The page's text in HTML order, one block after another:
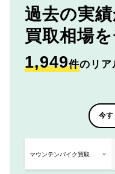
過去の実
買取相場
1,949件のリア
今す